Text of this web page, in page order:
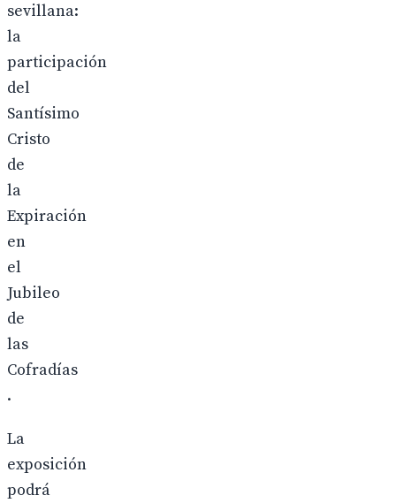
sevillana:
la
participación
del
Santísimo
Cristo
de
la
Expiración
en
el
Jubileo
de
las
Cofradías
.
La
exposición
podrá